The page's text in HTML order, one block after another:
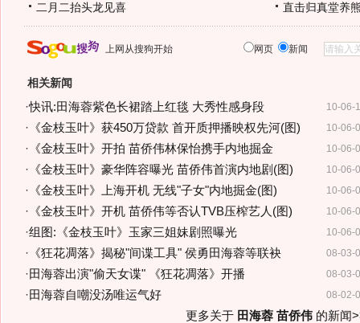
二月二抬头龙见喜 直击归真堂养
上网从搜狗开始 网页 新闻
相关新闻
10-06-
·快讯:田海蓉紫色长裙踏上红毯 大秀性感身段
10-06-
· 《金枝玉叶》获450万贷款 首开质押播映权先河(图)
10-06-
· 《金枝玉叶》开拍 苗侨伟林保怡携手内地掘金
10-06-
· 《金枝玉叶》豪华阵容曝光 苗侨伟首演内地剧(图)
10-06-
· 《金枝玉叶》上海开机 无线"子女"内地掘金(图)
10-06-
· 《金枝玉叶》开机 苗侨伟等否认TVB压榨艺人(图)
10-06-
·组图:《金枝玉叶》玉家三姐妹剧照曝光
08-03-
· 《狂花凋落》揭秘"间谍工具" 侯勇田海蓉等联袂
08-03-
·田海蓉出演"偷天女谍" 《狂花凋落》开播
08-02-
·田海蓉自嘲没汤唯运气好
更多关于 田海蓉 苗侨伟的新闻